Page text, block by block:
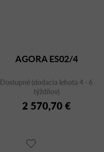
AGORA ES02/4
Dostupné (dodacia lehota 4 - 6
týždňov)
2 570,70 €